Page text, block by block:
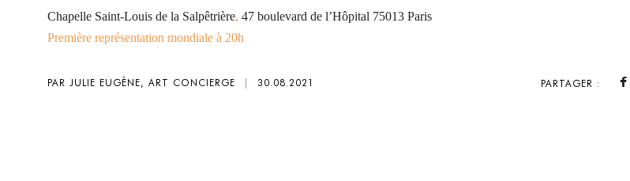
Chapelle Saint-Louis de la Salpêtrière, 47 boulevard de l’Hôpital 75013 Paris
Première représentation mondiale à 20h
PAR JULIE EUGÈNE, ART CONCIERGE | 30.08.2021 PARTAGER :